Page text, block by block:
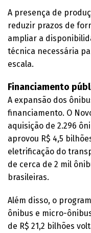
A presença de
reduzir prazos de
ampliar a
técnica necessária
escala.
Financiamento
A expansão dos
financiamento. O
aquisição de 2.296
aprovou R$ 4,5
eletrificação do
de cerca de 2 mil
brasileiras.
Além disso, o
ônibus e micro-
de R$ 21,2 bilhões